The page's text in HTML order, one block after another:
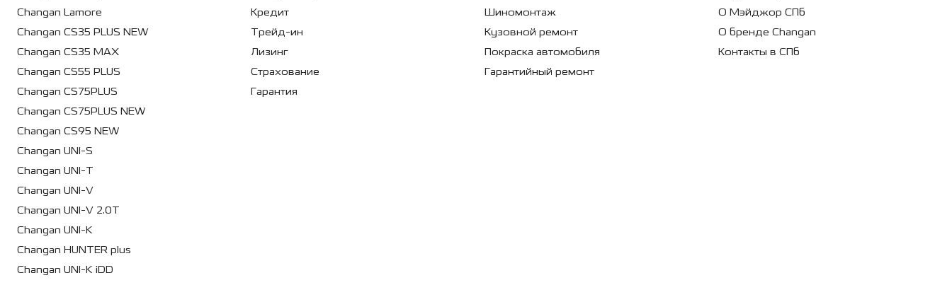
Changan Lamore
Changan CS35 PLUS NEW
Changan CS35 MAX
Changan CS55 PLUS
Changan CS75PLUS
Changan CS75PLUS NEW
Changan CS95 NEW
Changan UNI-S
Changan UNI-T
Changan UNI-V
Changan UNI-V 2.0T
Changan UNI-K
Changan HUNTER plus
Changan UNI-K iDD
Кредит
Трейд-ин
Лизинг
Страхование
Гарантия
Шиномонтаж
Кузовной ремонт
Покраска автомобиля
Гарантийный ремонт
О Мэйджор СПб
О бренде Changan
Контакты в СПб